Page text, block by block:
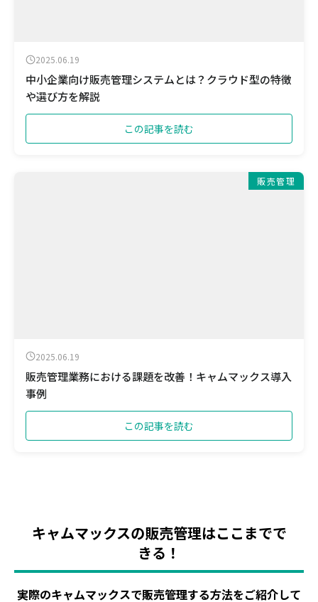
2025.06.19
中小企業向け販売管理システムとは？クラウド型の特徴
や選び方を解説
この記事を読む
販売管理
2025.06.19
販売管理業務における課題を改善！キャムマックス導入
事例
この記事を読む
キャムマックスの販売管理はここまでで
きる！
実際のキャムマックスで販売管理する方法をご紹介して